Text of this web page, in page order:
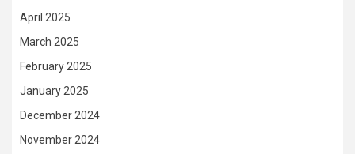
April 2025
March 2025
February 2025
January 2025
December 2024
November 2024